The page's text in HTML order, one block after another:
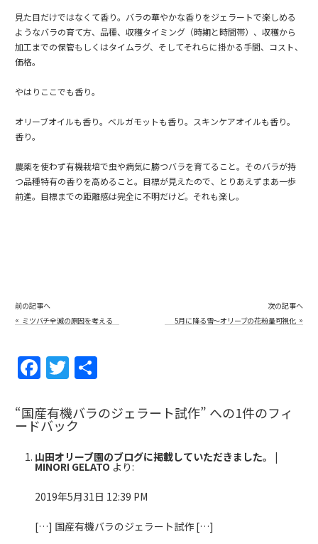
見た目だけではなくて香り。バラの華やかな香りをジェラートで楽しめる
ようなバラの育て方、品種、収穫タイミング（時期と時間帯）、収穫から
加工までの保管もしくはタイムラグ、そしてそれらに掛かる手間、コスト、
価格。
やはりここでも香り。
オリーブオイルも香り。ベルガモットも香り。スキンケアオイルも香り。
香り。
農薬を使わず有機栽培で虫や病気に勝つバラを育てること。そのバラが持
つ品種特有の香りを高めること。目標が見えたので、とりあえずまあ一歩
前進。目標までの距離感は完全に不明だけど。それも楽し。
前の記事へ
« ミツバチ全滅の原因を考える
次の記事へ
5月に降る雪～オリーブの花粉量可視化
動画～
»
F
a
c
e
b
o
o
k
T
w
itt
er
“国産有機バラのジェラート試作” への1件のフィ
ードバック
山田オリーブ園のブログに掲載していただきました。 |
MINORI GELATO より:
2019年5月31日 12:39 PM
[…] 国産有機バラのジェラート試作 […]